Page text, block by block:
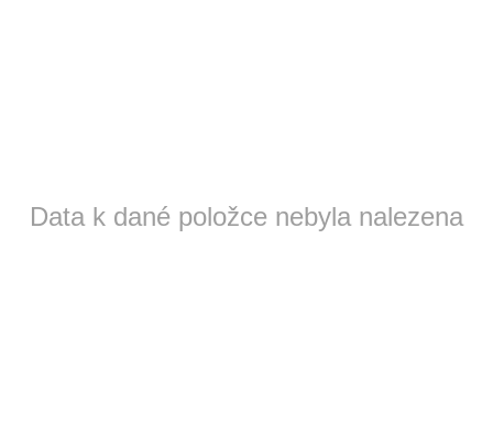
Data k dané položce nebyla nalezena